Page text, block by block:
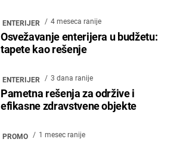
ENTERIJER 4 meseca ranije
Osvežavanje enterijera u budžetu:
tapete kao rešenje
ENTERIJER 3 dana ranije
Pametna rešenja za održive i
efikasne zdravstvene objekte
PROMO 1 mesec ranije